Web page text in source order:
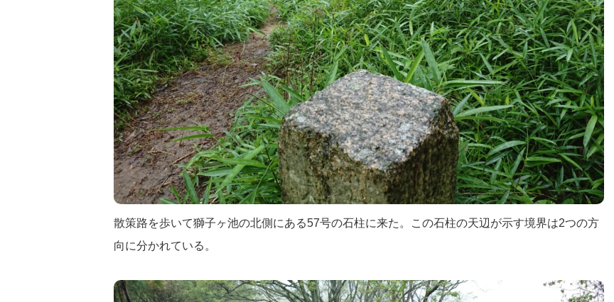
散策路を歩いて獅子ヶ池の北側にある57号の石柱に来た。この石柱の天辺が示す境界は2つの方
向に分かれている。